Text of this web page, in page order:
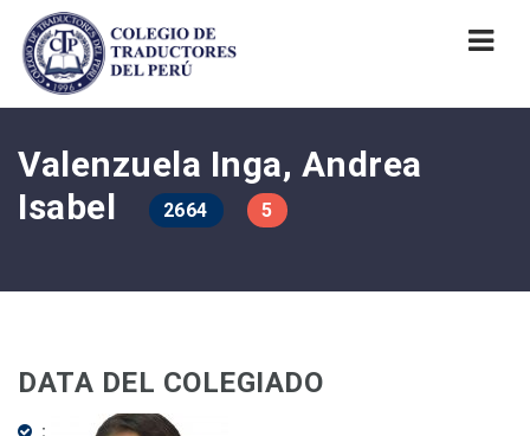
Valenzuela Inga, Andrea
Isabel
2664 5
DATA DEL COLEGIADO